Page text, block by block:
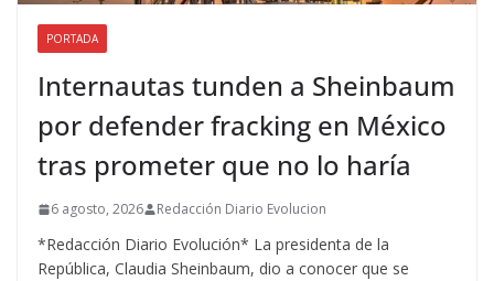
PORTADA
Internautas tunden a Sheinbaum
por defender fracking en México
tras prometer que no lo haría
6 agosto, 2026 Redacción Diario Evolucion
*Redacción Diario Evolución* La presidenta de la
República, Claudia Sheinbaum, dio a conocer que se